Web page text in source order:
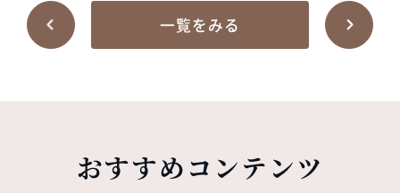
一覧をみる
おすすめコンテンツ